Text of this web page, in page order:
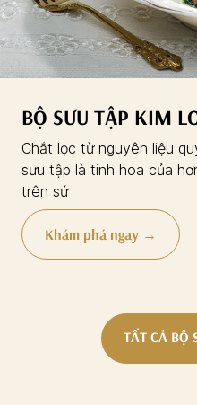
BỘ SƯU TẬP KIM
Chắt lọc từ nguyên liệu
sưu tập là tinh hoa của
trên sứ
Khám phá ngay →
TẤT CẢ BỘ